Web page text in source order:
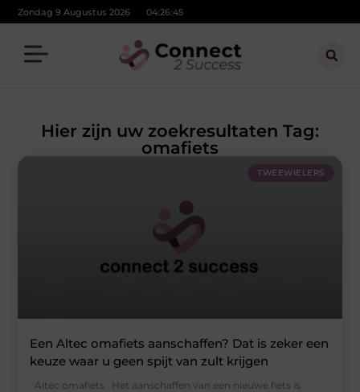
Zondag 9 Augustus 2026 04:26:45
Hier zijn uw zoekresultaten Tag:
omafiets
TWEEWIELERS
Een Altec omafiets aanschaffen? Dat is zeker een
keuze waar u geen spijt van zult krijgen
Altec omafiets Het aanschaffen van een nieuwe fiets is